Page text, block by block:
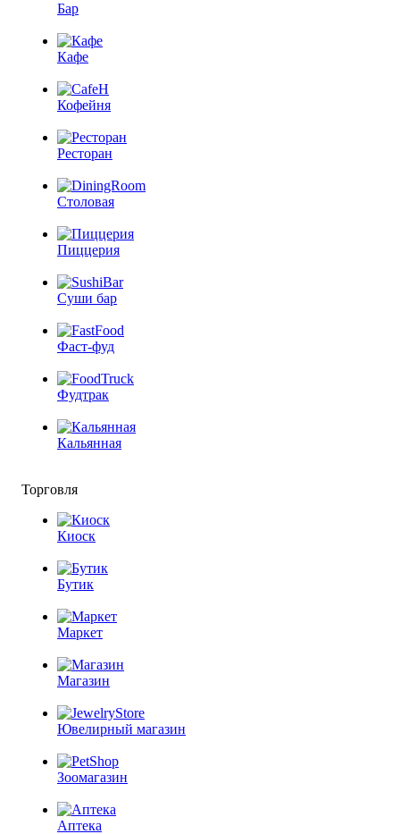
Бар
Кафе
Кофейня
Ресторан
Столовая
Пиццерия
Суши бар
Фаст-фуд
Фудтрак
Кальянная
Торговля
Киоск
Бутик
Маркет
Магазин
Ювелирный магазин
Зоомагазин
Аптека